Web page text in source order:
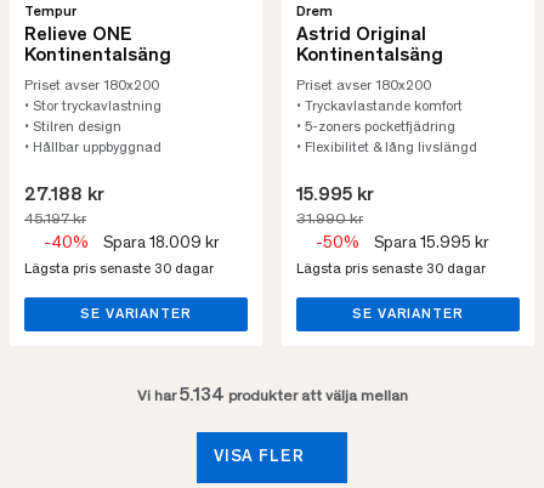
Tempur
Relieve ONE
Kontinentalsäng
Priset avser 180x200
• Stor tryckavlastning
• Stilren design
• Hållbar uppbyggnad
27.188 kr
45.197 kr
-40% Spara 18.009 kr
Lägsta pris senaste 30 dagar
SE VARIANTER
Drem
Astrid Original
Kontinentalsäng
Priset avser 180x200
• Tryckavlastande komfort
• 5-zoners pocketfjädring
• Flexibilitet & lång livslängd
15.995 kr
31.990 kr
-50% Spara 15.995 kr
Lägsta pris senaste 30 dagar
SE VARIANTER
Vi har5.134 produkter att välja mellan
VISA FLER